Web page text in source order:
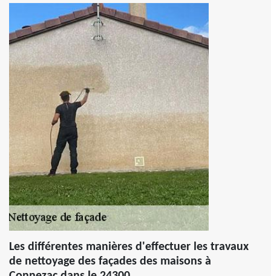
Les différentes manières d'effectuer les travaux
de nettoyage des façades des maisons à